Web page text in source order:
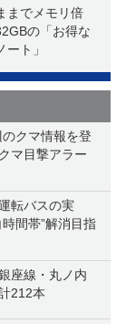
までメモリ倍
の「お得な
ト」
クマ情報を登
マ目撃アラー
転バスの実
間帯”解消目指
座線・丸ノ内
212本